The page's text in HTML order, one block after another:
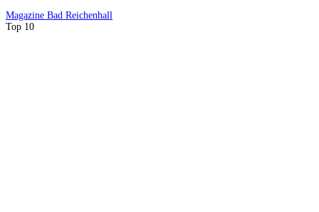
Magazine Bad Reichenhall
Top 10